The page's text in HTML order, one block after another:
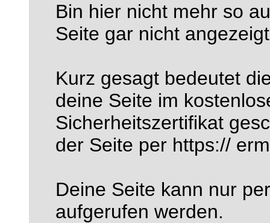
Bin hier nicht mehr so
Seite gar nicht
Kurz gesagt bedeutet
deine Seite im
Sicherheitszertifikat
der Seite per https://
Deine Seite kann nur
aufgerufen werden.